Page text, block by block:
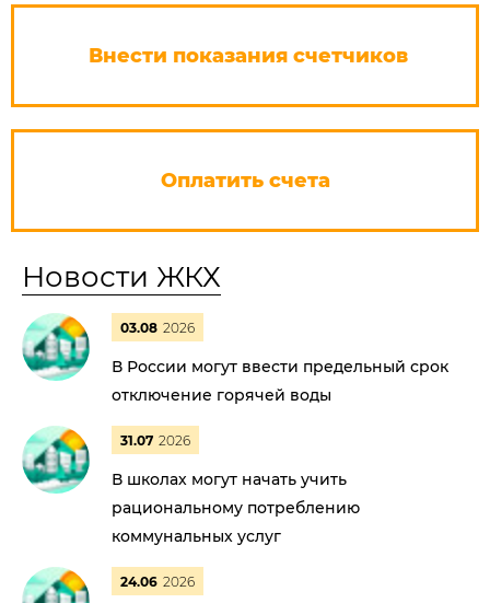
Внести показания счетчиков
Оплатить счета
Новости ЖКХ
03.08 2026
В России могут ввести предельный срок
отключение горячей воды
31.07 2026
В школах могут начать учить
рациональному потреблению
коммунальных услуг
24.06 2026